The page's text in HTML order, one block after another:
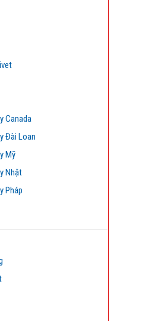
Canada
Đài Loan
Mỹ
Nhật
Pháp